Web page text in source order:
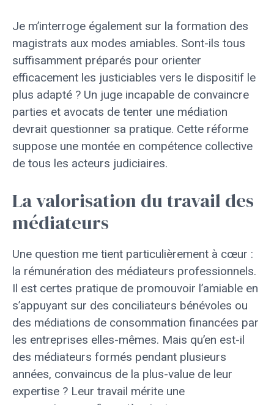
Je m’interroge également sur la formation des
magistrats aux modes amiables. Sont-ils tous
suffisamment préparés pour orienter
efficacement les justiciables vers le dispositif le
plus adapté ? Un juge incapable de convaincre
parties et avocats de tenter une médiation
devrait questionner sa pratique. Cette réforme
suppose une montée en compétence collective
de tous les acteurs judiciaires.
La valorisation du travail des
médiateurs
Une question me tient particulièrement à cœur :
la rémunération des médiateurs professionnels.
Il est certes pratique de promouvoir l’amiable en
s’appuyant sur des conciliateurs bénévoles ou
des médiations de consommation financées par
les entreprises elles-mêmes. Mais qu’en est-il
des médiateurs formés pendant plusieurs
années, convaincus de la plus-value de leur
expertise ? Leur travail mérite une